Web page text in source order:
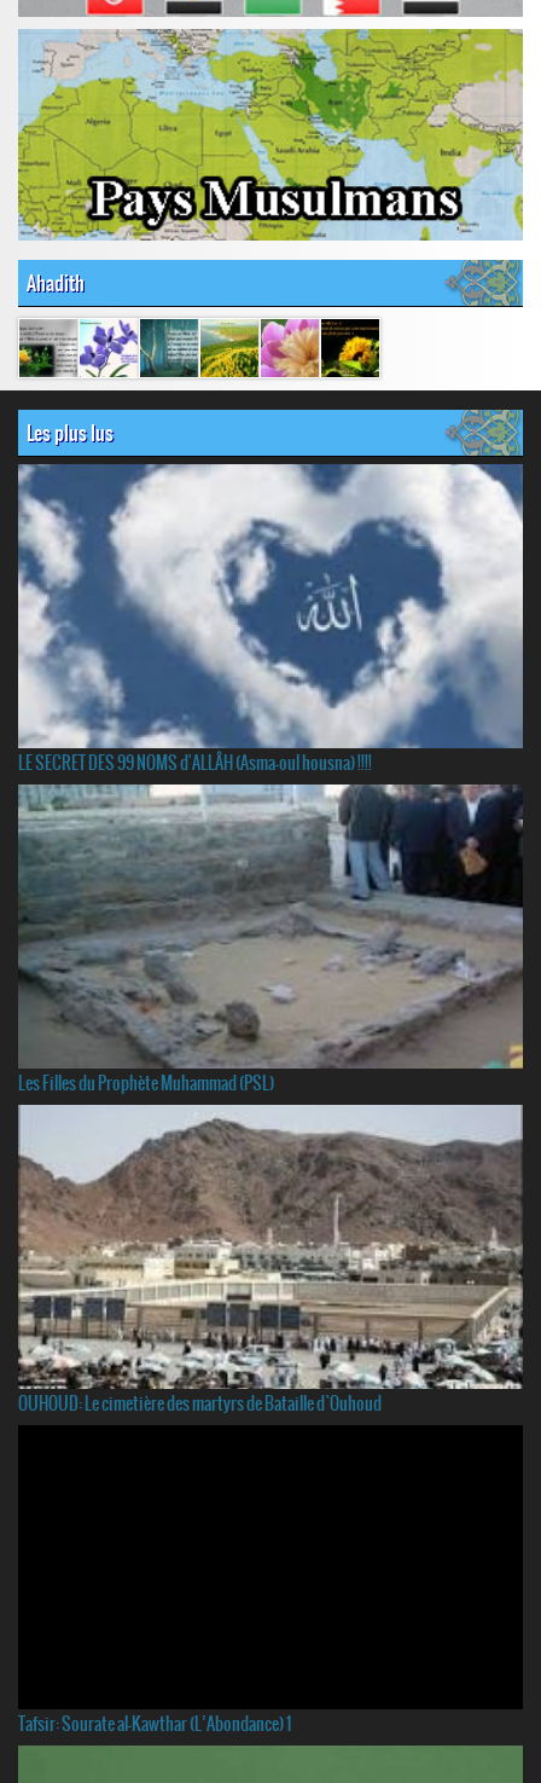
Ahadith
Les plus lus
LE SECRET DES 99 NOMS d'ALLÂH (Asma-oul housna) !!!!
Les Filles du Prophète Muhammad (PSL)
OUHOUD: Le cimetière des martyrs de Bataille d`Ouhoud
Tafsir: Sourate al-Kawthar (L’Abondance) 1